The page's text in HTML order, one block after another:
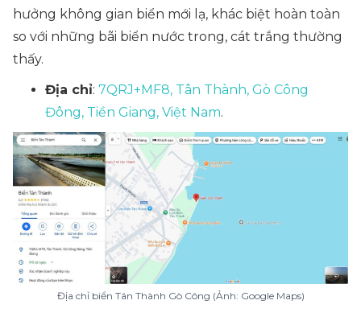
hưởng không gian biển mới lạ, khác biệt hoàn toàn
so với những bãi biển nước trong, cát trắng thường
thấy.
Địa chỉ: 7QRJ+MF8, Tân Thành, Gò Công
Đông, Tiền Giang, Việt Nam.
Địa chỉ biển Tân Thành Gò Công (Ảnh: Google Maps)